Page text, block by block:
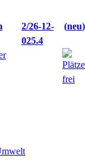
2/26-12-
025.4
neu